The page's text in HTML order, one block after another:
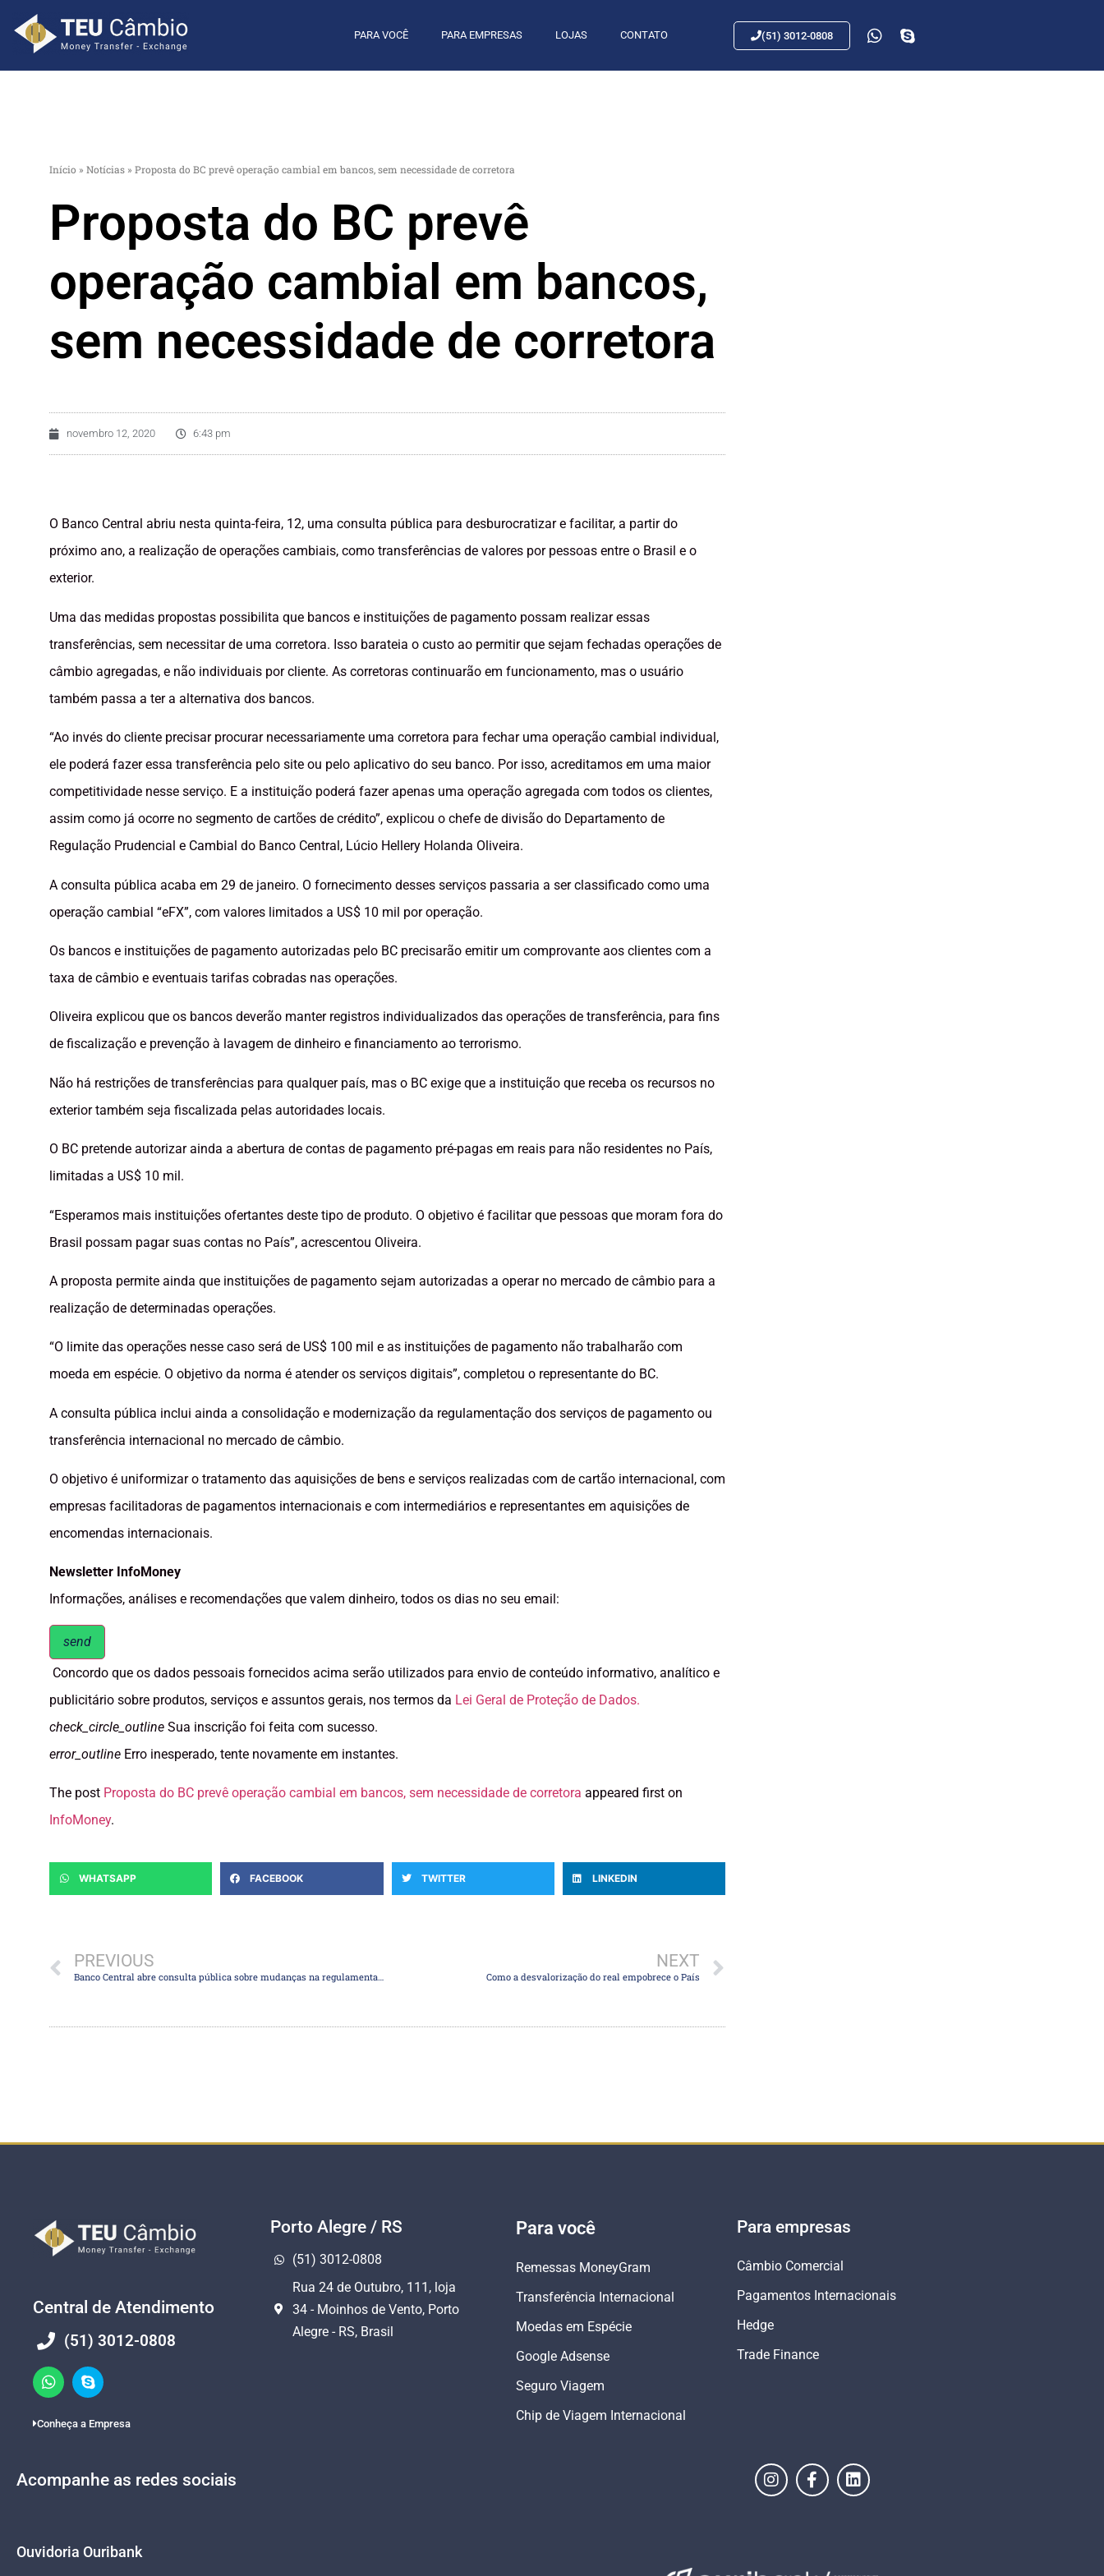
PARA VOCÊ PARA EMPRESAS LOJAS CONTATO (51) 3012-0808
Início » Notícias » Proposta do BC prevê operação cambial em bancos, sem necessidade de corretora
Proposta do BC prevê
operação cambial em bancos,
sem necessidade de corretora
novembro 12, 2020 6:43 pm
O Banco Central abriu nesta quinta-feira, 12, uma consulta pública para desburocratizar e facilitar, a partir do
próximo ano, a realização de operações cambiais, como transferências de valores por pessoas entre o Brasil e o
exterior.
Uma das medidas propostas possibilita que bancos e instituições de pagamento possam realizar essas
transferências, sem necessitar de uma corretora. Isso barateia o custo ao permitir que sejam fechadas operações de
câmbio agregadas, e não individuais por cliente. As corretoras continuarão em funcionamento, mas o usuário
também passa a ter a alternativa dos bancos.
“Ao invés do cliente precisar procurar necessariamente uma corretora para fechar uma operação cambial individual,
ele poderá fazer essa transferência pelo site ou pelo aplicativo do seu banco. Por isso, acreditamos em uma maior
competitividade nesse serviço. E a instituição poderá fazer apenas uma operação agregada com todos os clientes,
assim como já ocorre no segmento de cartões de crédito”, explicou o chefe de divisão do Departamento de
Regulação Prudencial e Cambial do Banco Central, Lúcio Hellery Holanda Oliveira.
A consulta pública acaba em 29 de janeiro. O fornecimento desses serviços passaria a ser classificado como uma
operação cambial “eFX”, com valores limitados a US$ 10 mil por operação.
Os bancos e instituições de pagamento autorizadas pelo BC precisarão emitir um comprovante aos clientes com a
taxa de câmbio e eventuais tarifas cobradas nas operações.
Oliveira explicou que os bancos deverão manter registros individualizados das operações de transferência, para fins
de fiscalização e prevenção à lavagem de dinheiro e financiamento ao terrorismo.
Não há restrições de transferências para qualquer país, mas o BC exige que a instituição que receba os recursos no
exterior também seja fiscalizada pelas autoridades locais.
O BC pretende autorizar ainda a abertura de contas de pagamento pré-pagas em reais para não residentes no País,
limitadas a US$ 10 mil.
“Esperamos mais instituições ofertantes deste tipo de produto. O objetivo é facilitar que pessoas que moram fora do
Brasil possam pagar suas contas no País”, acrescentou Oliveira.
A proposta permite ainda que instituições de pagamento sejam autorizadas a operar no mercado de câmbio para a
realização de determinadas operações.
“O limite das operações nesse caso será de US$ 100 mil e as instituições de pagamento não trabalharão com
moeda em espécie. O objetivo da norma é atender os serviços digitais”, completou o representante do BC.
A consulta pública inclui ainda a consolidação e modernização da regulamentação dos serviços de pagamento ou
transferência internacional no mercado de câmbio.
O objetivo é uniformizar o tratamento das aquisições de bens e serviços realizadas com de cartão internacional, com
empresas facilitadoras de pagamentos internacionais e com intermediários e representantes em aquisições de
encomendas internacionais.
Newsletter InfoMoney
Informações, análises e recomendações que valem dinheiro, todos os dias no seu email:
send
Concordo que os dados pessoais fornecidos acima serão utilizados para envio de conteúdo informativo, analítico e
publicitário sobre produtos, serviços e assuntos gerais, nos termos da Lei Geral de Proteção de Dados.
check_circle_outline Sua inscrição foi feita com sucesso.
error_outline Erro inesperado, tente novamente em instantes.
The post Proposta do BC prevê operação cambial em bancos, sem necessidade de corretora appeared first on
InfoMoney.
WHATSAPP FACEBOOK TWITTER LINKEDIN
PREVIOUS NEXT
Como a desvalorização do real empobrece o País
Central de Atendimento
(51) 3012-0808
Conheça a Empresa
Porto Alegre / RS
(51) 3012-0808
Rua 24 de Outubro, 111, loja
34 - Moinhos de Vento, Porto
Alegre - RS, Brasil
Para você
Remessas MoneyGram
Transferência Internacional
Moedas em Espécie
Google Adsense
Seguro Viagem
Chip de Viagem Internacional
Para empresas
Câmbio Comercial
Pagamentos Internacionais
Hedge
Trade Finance
Acompanhe as redes sociais
Ouvidoria Ouribank